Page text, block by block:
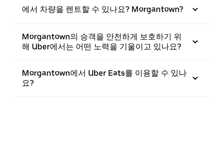
에서 차량을 렌트할 수 있나요? Morgantown?
Morgantown의 승객을 안전하게 보호하기 위
해 Uber에서는 어떤 노력을 기울이고 있나요?
Morgantown에서 Uber Eats를 이용할 수 있나
요?